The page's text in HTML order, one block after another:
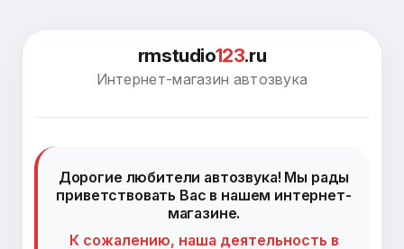
rmstudio123.ru
Интернет-магазин автозвука
Дорогие любители автозвука! Мы рады
приветствовать Вас в нашем интернет-
магазине.
К сожалению, наша деятельность в